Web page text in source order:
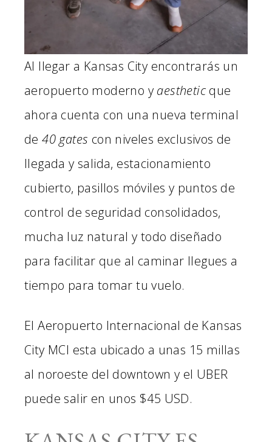
Al llegar a Kansas City encontrarás un
aeropuerto moderno y aesthetic que
ahora cuenta con una nueva terminal
de40 gates con niveles exclusivos de
llegada y salida, estacionamiento
cubierto, pasillos móviles y puntos de
control de seguridad consolidados,
mucha luz natural y todo diseñado
para facilitar que al caminar llegues a
tiempo para tomar tu vuelo.
El Aeropuerto Internacional de Kansas
City MCI esta ubicado a unas 15 millas
al noroeste del downtown y el UBER
puede salir en unos $45 USD.